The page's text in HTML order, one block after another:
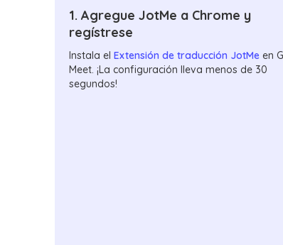
1. Agregue JotMe a Chrome y
regístrese
Instala elExtensión de traducción JotMe en
Meet. ¡La configuración lleva menos de 30
segundos!